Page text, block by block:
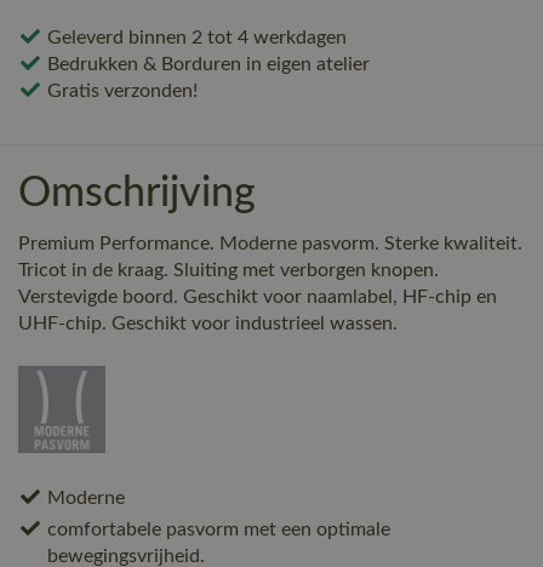
Geleverd binnen 2 tot 4 werkdagen
Bedrukken & Borduren in eigen atelier
Gratis verzonden!
Omschrijving
Premium Performance. Moderne pasvorm. Sterke kwaliteit.
Tricot in de kraag. Sluiting met verborgen knopen.
Verstevigde boord. Geschikt voor naamlabel, HF-chip en
UHF-chip. Geschikt voor industrieel wassen.
Moderne
comfortabele pasvorm met een optimale
bewegingsvrijheid.